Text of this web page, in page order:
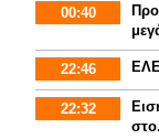
00:40
22:46
22:32